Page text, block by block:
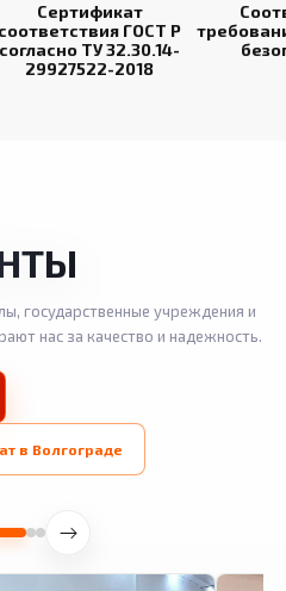
Сертификат
соответствия ГОСТ Р
согласно ТУ 32.30.14-
29927522-2018
государственные учреждения и
нас за качество и надежность.
в Волгограде